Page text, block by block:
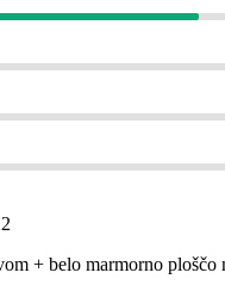
+ belo marmorno